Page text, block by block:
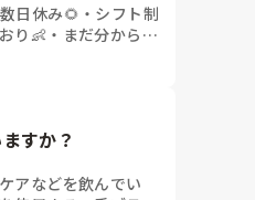
数日休み🌻 ・ シフト制
り👶 ・ まだ分からな
すか？
アなどを飲んでい